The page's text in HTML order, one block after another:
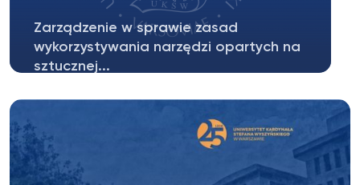
Zarządzenie w sprawie zasad
wykorzystywania narzędzi opartych na
sztucznej...
się z Zarządzeniem Rektora UKSW w...